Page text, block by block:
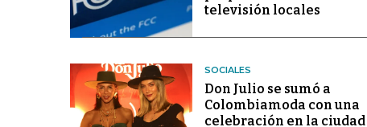
televisión locales
SOCIALES
Don Julio se sumó a
Colombiamoda con una
celebración en la ciudad